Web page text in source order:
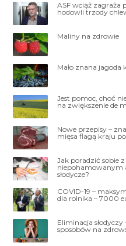
ASF wciąż zagraża
hodowli trzody
Maliny na zdrowie
Mało znana jagoda
Jest pomoc, choć
na zwiększenie de
Nowe przepisy –
mięsa flagą kraju
Jak poradzić sobie z
niepohamowanym
słodycze?
COVID-19 –
dla rolnika – 7000
Eliminacja słodyczy
sposobów na